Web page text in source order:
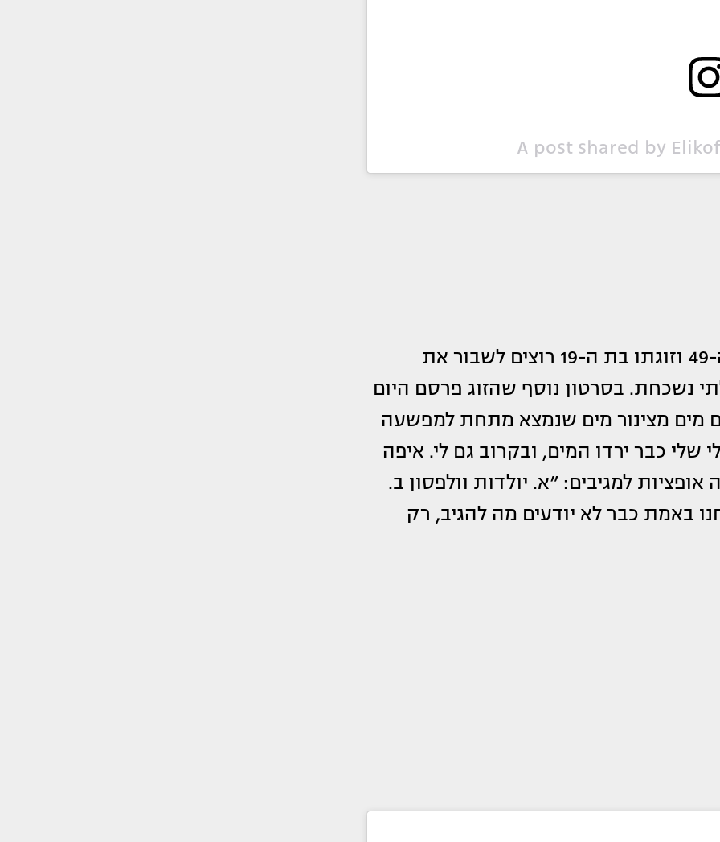
A post shared by
כן, קראתם נכון. ככל הנראה שאליקו בן ה-49 וזוגתו בת ה-19 רוצים לשבור את
נשכחת. בסרטון נוסף שהזוג פרסם היום
מים מצינור מים שנמצא מתחת למפשעה
שלי כבר ירדו המים, ובקרוב גם לי. איפה
למגיבים: ״א. יולדות וולפסון ב.
באמת כבר לא יודעים מה להגיב, רק